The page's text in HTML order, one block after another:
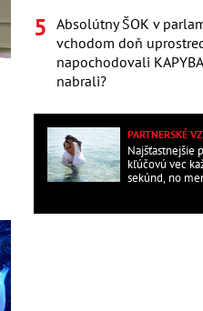
Absolútny ŠOK v
vchodom doň
napochodovali
nabrali?
PARTNERSKÉ
Najšťastnejšie
kľúčovú vec
sekúnd, no